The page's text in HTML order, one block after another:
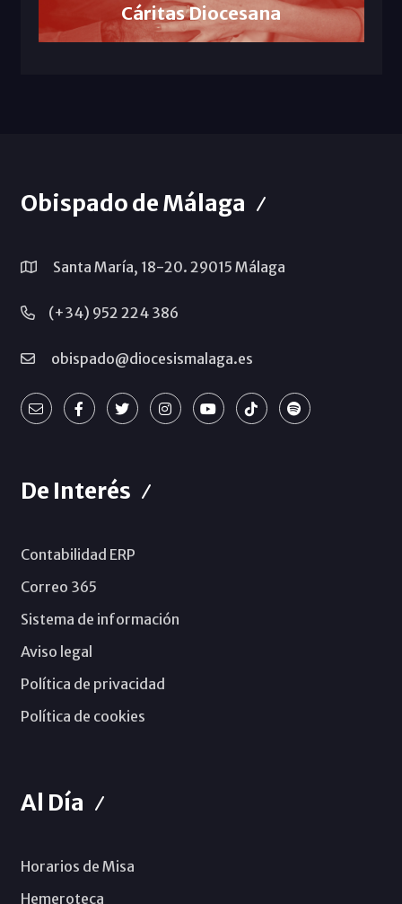
Cáritas Diocesana
Obispado de Málaga
Santa María, 18-20. 29015 Málaga
(+34) 952 224 386
obispado@diocesismalaga.es
De Interés
Contabilidad ERP
Correo 365
Sistema de información
Aviso legal
Política de privacidad
Política de cookies
Al Día
Horarios de Misa
Hemeroteca